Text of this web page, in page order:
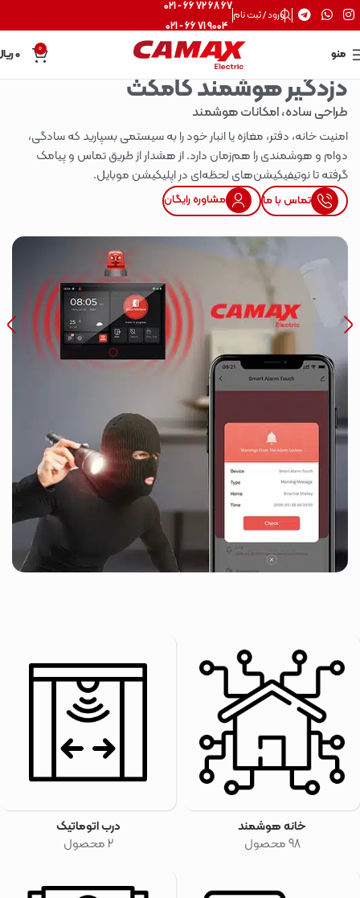
ورود / ثبت نام
67 68 72 66 - 021
9004 71 66 - 021
منو 0
0
دزدگیر هوشمند کامکث
طراحی ساده، امکانات هوشمند
امنیت خانه، دفتر، مغازه یا انبار خود را به سیستمی بسپارید که سادگی،
دوام و هوشمندی را هم‌زمان دارد. از هشدار از طریق تماس و پیامک
گرفته تا نوتیفیکیشن‌های لحظه‌ای در اپلیکیشن موبایل.
تماس با ما مشاوره رایگان
خانه هوشمند
98 محصول
درب اتوماتیک
2 محصول